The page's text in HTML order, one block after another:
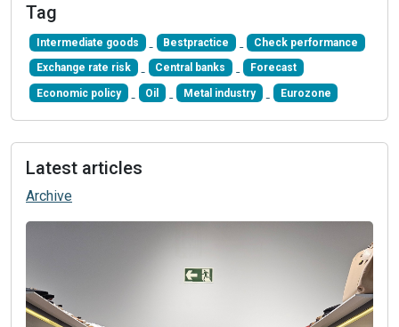
Tag
Intermediate goods Bestpractice Check performance
Exchange rate risk Central banks Forecast
Economic policy Oil Metal industry Eurozone
Latest articles
Archive